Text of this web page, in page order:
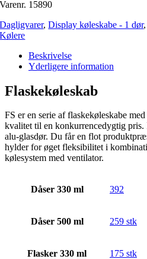
Varenr. 15890
Dagligvarer,Display køleskabe - 1 dør
Kølere
Beskrivelse
Yderligere information
Flaskekøleskab
FS er en serie af flaskekøleskabe
kvalitet til en konkurrencedygtig pris.
alu-glasdør. Du får en flot
hylder for øget fleksibilitet i
kølesystem med ventilator.
Dåser 330 ml 392
Dåser 500 ml 259 stk
Flasker 330 ml 175 stk